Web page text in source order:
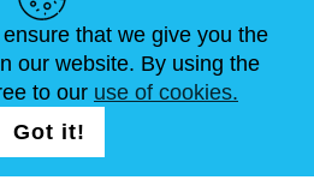
DIMENSIONI STANDARD
CONTATTACI
that we give you the
our website. By using the
to our use of cookies.
Got it!